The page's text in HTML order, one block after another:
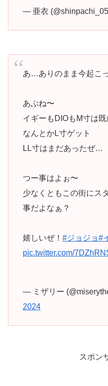
— 亜衣
あ…ありのまま今起こ
あぶね〜
イギーもDIOもM寸は既
なんとかL寸ゲット
LL寸はまだあったぜ…
つー事はよぉ〜
少なくともこの街にス
事だよなぁ？
嬉しいぜ！ #ジョジョ#
pic.twitter.com/
— ミザリー
2024
スポン